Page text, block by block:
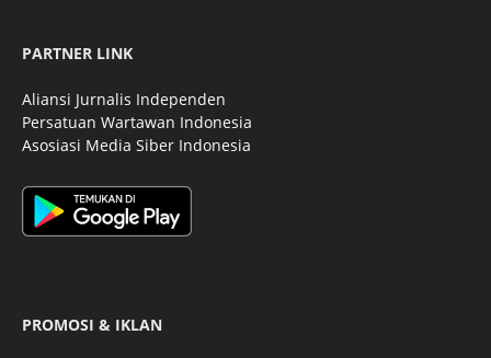
PARTNER LINK
Aliansi Jurnalis Independen
Persatuan Wartawan Indonesia
Asosiasi Media Siber Indonesia
PROMOSI & IKLAN